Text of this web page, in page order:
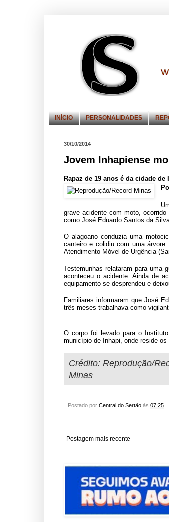
INÍCIO PERSONALIDADES
30/10/2014
Jovem Inhapiense
Rapaz de 19 anos é da cidade
grave acidente com moto,
como José Eduardo Santos da
O alagoano conduzia uma
canteiro e colidiu com uma
Atendimento Móvel de Urgência
Testemunhas relataram para uma
aconteceu o acidente. Ainda de
equipamento se desprendeu e
Familiares informaram que José
três meses trabalhava como
O corpo foi levado para o
município de Inhapi, onde reside os
Crédito: Reprodução/
Minas
Postado por Central do Sertão às 07:25
Postagem mais recente